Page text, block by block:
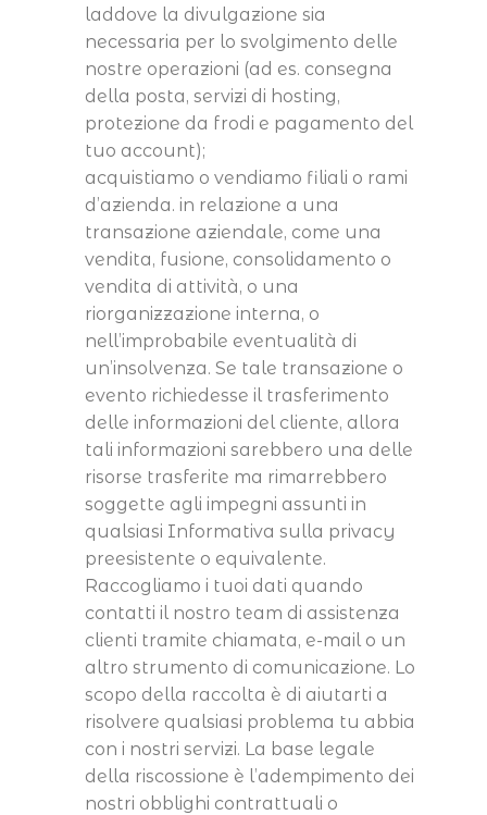
laddove la divulgazione sia
necessaria per lo svolgimento delle
nostre operazioni (ad es. consegna
della posta, servizi di hosting,
protezione da frodi e pagamento del
tuo account);
acquistiamo o vendiamo filiali o rami
d’azienda. in relazione a una
transazione aziendale, come una
vendita, fusione, consolidamento o
vendita di attività, o una
riorganizzazione interna, o
nell’improbabile eventualità di
un’insolvenza. Se tale transazione o
evento richiedesse il trasferimento
delle informazioni del cliente, allora
tali informazioni sarebbero una delle
risorse trasferite ma rimarrebbero
soggette agli impegni assunti in
qualsiasi Informativa sulla privacy
preesistente o equivalente.
Raccogliamo i tuoi dati quando
contatti il nostro team di assistenza
clienti tramite chiamata, e-mail o un
altro strumento di comunicazione. Lo
scopo della raccolta è di aiutarti a
risolvere qualsiasi problema tu abbia
con i nostri servizi. La base legale
della riscossione è l’adempimento dei
nostri obblighi contrattuali o